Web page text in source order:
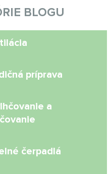
BLOGU
príprava
a
čerpadlá